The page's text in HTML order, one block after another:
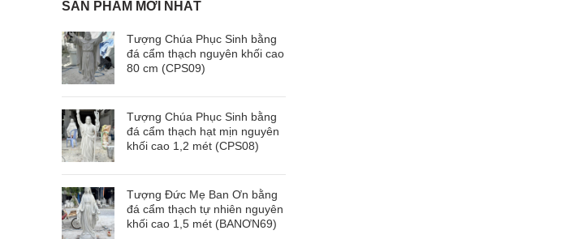
SẢN PHẨM MỚI NHẤT
Tượng Chúa Phục Sinh bằng
đá cẩm thạch nguyên khối cao
80 cm (CPS09)
Tượng Chúa Phục Sinh bằng
đá cẩm thạch hạt mịn nguyên
khối cao 1,2 mét (CPS08)
Tượng Đức Mẹ Ban Ơn bằng
đá cẩm thạch tự nhiên nguyên
khối cao 1,5 mét (BANƠN69)